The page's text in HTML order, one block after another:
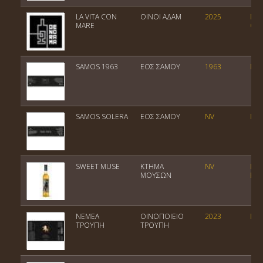
LA VITA CON
MARE
ΟΙΝΟΙ ΑΔΑΜ 2025
SAMOS 1963 ΕΟΣ ΣΑΜΟΥ 1963
SAMOS SOLERA ΕΟΣ ΣΑΜΟΥ NV
SWEET MUSE
ΚΤΗΜΑ
ΜΟΥΣΩΝ
NV
ΝΕΜΕΑ
ΤΡΟΥΠΗ
ΟΙΝΟΠΟΙΕΙΟ
ΤΡΟΥΠΗ
2023